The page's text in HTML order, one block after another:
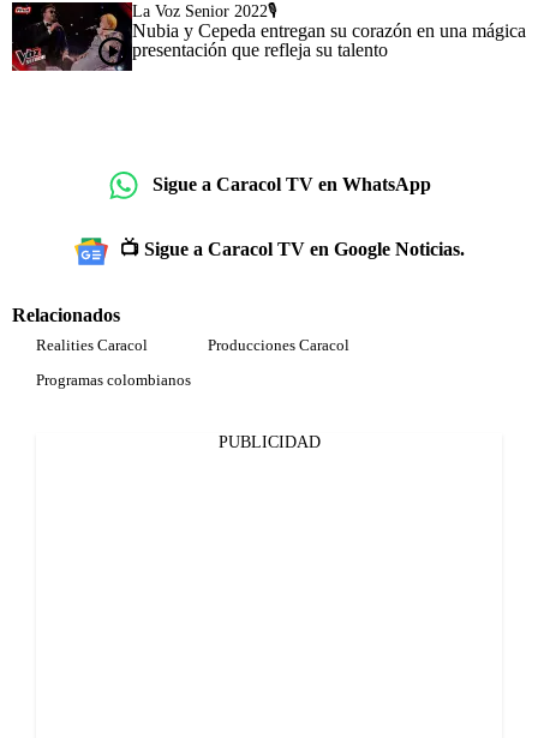
La Voz Senior 2022🎙️
Nubia y Cepeda entregan su corazón en una mágica
presentación que refleja su talento
Sigue a Caracol TV en WhatsApp
📺 Sigue a Caracol TV en Google Noticias.
Relacionados
Realities Caracol
Producciones Caracol
Programas colombianos
PUBLICIDAD